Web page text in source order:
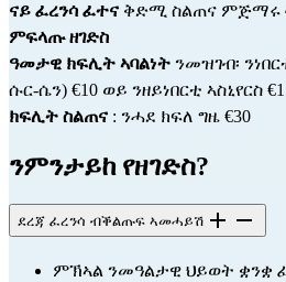
ናይ ፈረንሳ ፈተና ቅድሚ ስልጠና ምጅማሩ
ምፍላጡ ዘገድስ
ዓመታዊ ክፍሊት ኣባልነት ንመዝገብ፡
ሱር-ሴን) €10 ወይ ንዘይነበርቲ ኣስኒየርስ
ክፍሊት ስልጠና : ንሓደ ክፍለ ግዜ €30
ንምንታይከ የዘገድስ?
ደረጃ ፈረንሳ ብቕልጡፍ ኣመሓይሽ
ምኽኣል ንመዓልታዊ ህይወት ቋንቋ